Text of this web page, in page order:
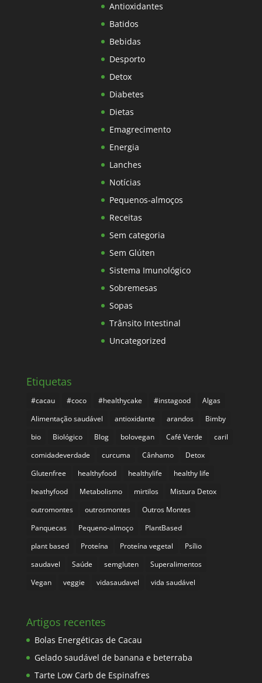
Antioxidantes
Batidos
Bebidas
Desporto
Detox
Diabetes
Dietas
Emagrecimento
Energia
Lanches
Notícias
Pequenos-almoços
Receitas
Sem categoria
Sem Glúten
Sistema Imunológico
Sobremesas
Sopas
Trânsito Intestinal
Uncategorized
Etiquetas
#cacau #coco #healthycake #instagood
Algas
Alimentação saudável
antioxidante arandos
Bimby
bio
Biológico Blog bolovegan Café Verde
caril
comidadeverdade
curcuma Cânhamo
Detox
Glutenfree
healthyfood healthylife
healthy life
heathyfood
Metabolismo mirtilos
Mistura Detox
outromontes
outrosmontes
Outros Montes
Panquecas
Pequeno-almoço
PlantBased
plant based
Proteína Proteína vegetal
Psílio
saudavel
Saúde semgluten
Superalimentos
Vegan
veggie vidasaudavel vida saudável
Artigos recentes
Bolas Energéticas de Cacau
Gelado saudável de banana e beterraba
Tarte Low Carb de Espinafres